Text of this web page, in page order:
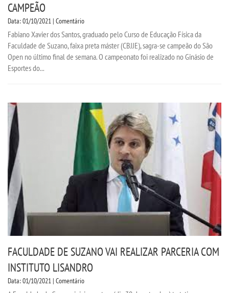
CAMPEÃO
Data: 01/10/2021 | Comentário
Fabiano Xavier dos Santos, graduado pelo Curso de Educação Física da
Faculdade de Suzano, faixa preta máster (CBJJE), sagra-se campeão do São
Open no último final de semana. O campeonato foi realizado no Ginásio de
Esportes do...
FACULDADE DE SUZANO VAI REALIZAR PARCERIA COM
INSTITUTO LISANDRO
Data: 01/10/2021 | Comentário